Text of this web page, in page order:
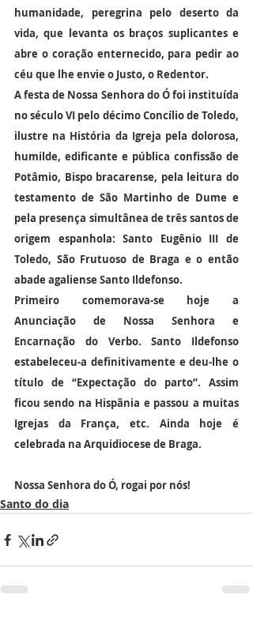
humanidade, peregrina pelo deserto da
vida, que levanta os braços suplicantes e
abre o coração enternecido, para pedir ao
céu que lhe envie o Justo, o Redentor.
A festa de Nossa Senhora do Ó foi instituída
no século VI pelo décimo Concílio de Toledo,
ilustre na História da Igreja pela dolorosa,
humilde, edificante e pública confissão de
Potâmio, Bispo bracarense, pela leitura do
testamento de São Martinho de Dume e
pela presença simultânea de três santos de
origem espanhola: Santo Eugênio III de
Toledo, São Frutuoso de Braga e o então
abade agaliense Santo Ildefonso.
Primeiro comemorava-se hoje a
Anunciação de Nossa Senhora e
Encarnação do Verbo. Santo Ildefonso
estabeleceu-a definitivamente e deu-lhe o
título de “Expectação do parto”. Assim
ficou sendo na Hispânia e passou a muitas
Igrejas da França, etc. Ainda hoje é
celebrada na Arquidiocese de Braga.
Nossa Senhora do Ó, rogai por nós!
Santo do dia